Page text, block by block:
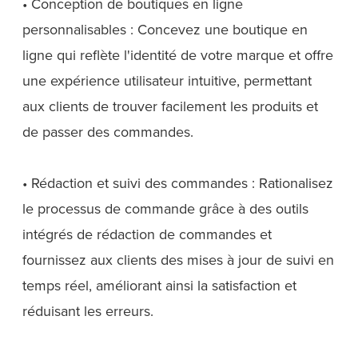
personnalisables : Concevez une boutique en
ligne qui reflète l'identité de votre marque et offre
une expérience utilisateur intuitive, permettant
aux clients de trouver facilement les produits et
de passer des commandes.
• Rédaction et suivi des commandes : Rationalisez
le processus de commande grâce à des outils
intégrés de rédaction de commandes et
fournissez aux clients des mises à jour de suivi en
temps réel, améliorant ainsi la satisfaction et
réduisant les erreurs.